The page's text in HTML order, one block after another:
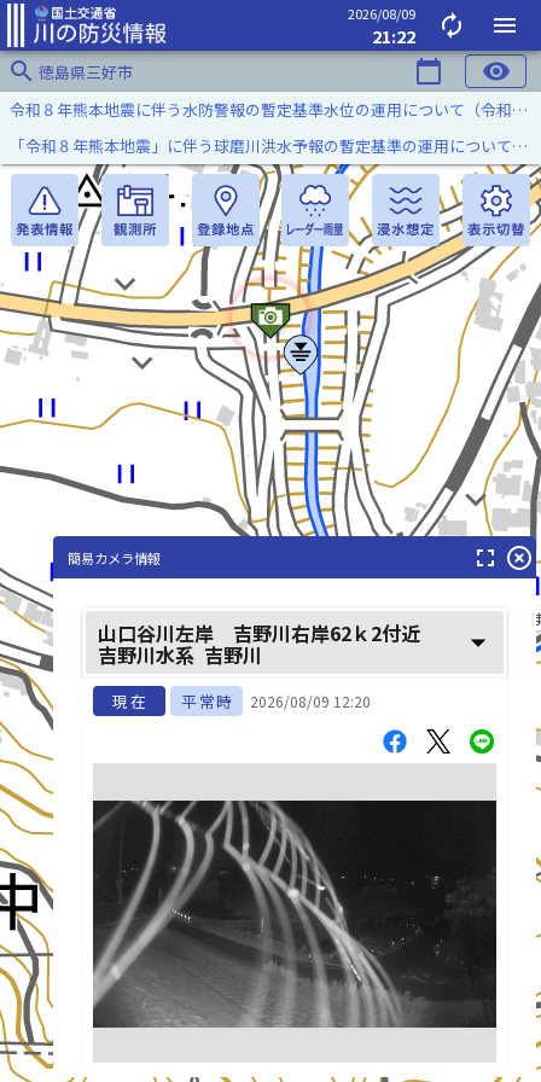
2026/08/09
21:22 autorenew
menu
search 徳島県三好市 calendar_today visibility
山口谷川(や
令和８年熊本地震に伴う水防警報の暫定基準水位の運用について（令和８年８月７日）
「令和８年熊本地震」に伴う球磨川洪水予報の暫定基準の運用について（令和８年８月５日）
簡易カメラ情報 fullscreen highlight_off
山口谷川左岸 吉野川右岸62ｋ2付近
吉野川水系 吉野川 arrow_drop_down
現在 平常時 2026/08/09 12:20